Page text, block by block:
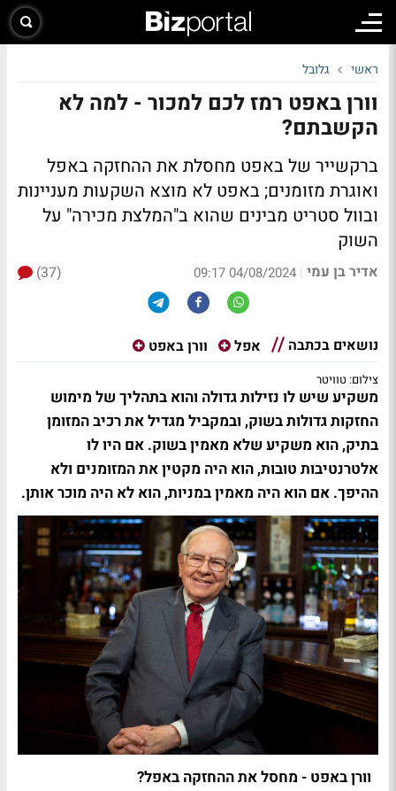
ראשי גלובל
וורן באפט רמז לכם למכור - למה לא
הקשבתם?
ברקשייר של באפט מחסלת את ההחזקה באפל
ואוגרת מזומנים; באפט לא מוצא השקעות מעניינות
ובוול סטריט מבינים שהוא ב"המלצת מכירה" על
השוק
אדיר בן עמי |
04/08/2024 09:17
(37)
נושאים בכתבה אפל וורן באפט
צילום: טוויטר
משקיע שיש לו נזילות גדולה והוא בתהליך של מימוש
החזקות גדולות בשוק, ובמקביל מגדיל את רכיב המזומן
בתיק, הוא משקיע שלא מאמין בשוק. אם היו לו
אלטרנטיבות טובות, הוא היה מקטין את המזומנים ולא
ההיפך. אם הוא היה מאמין במניות, הוא לא היה מוכר אותן.
וורן באפט - מחסל את ההחזקה באפל?